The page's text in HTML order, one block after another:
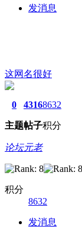
发消息
这网名很好
0
主题
4316
帖子
8632
积分
论坛元老
积分
8632
发消息